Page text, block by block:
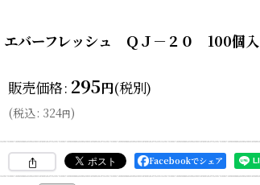
エバーフレッシュ ＱＪ－２０ 100個入
販売価格: 295円(税別)
(税込: 324円)
Facebookでシェア